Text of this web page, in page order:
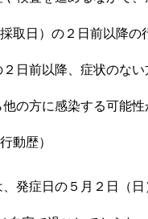
取日）の２日前以降の
日前以降、症状のな
の方に感染する可能
動歴）
発症日の５月２日（